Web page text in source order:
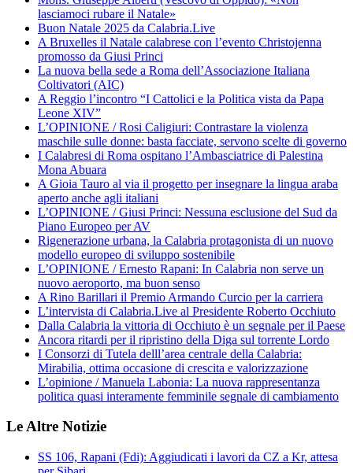
lasciamoci rubare il Natale»
Buon Natale 2025 da Calabria.Live
A Bruxelles il Natale calabrese con l’evento Christojenna
promosso da Giusi Princi
La nuova bella sede a Roma dell’Associazione Italiana
Coltivatori (AIC)
A Reggio l’incontro “I Cattolici e la Politica vista da Papa
Leone XIV”
L’OPINIONE / Rosi Caligiuri: Contrastare la violenza
maschile sulle donne: basta facciate, servono scelte di governo
I Calabresi di Roma ospitano l’Ambasciatrice di Palestina
Mona Abuara
A Gioia Tauro al via il progetto per insegnare la lingua araba
aperto anche agli italiani
L’OPINIONE / Giusi Princi: Nessuna esclusione del Sud da
Piano Europeo per AV
Rigenerazione urbana, la Calabria protagonista di un nuovo
modello europeo di sviluppo sostenibile
L’OPINIONE / Ernesto Rapani: In Calabria non serve un
nuovo aeroporto, ma buon senso
A Rino Barillari il Premio Armando Curcio per la carriera
L’intervista di Calabria.Live al Presidente Roberto Occhiuto
Dalla Calabria la vittoria di Occhiuto è un segnale per il Paese
Ancora ritardi per il ripristino della Diga sul torrente Lordo
I Consorzi di Tutela delll’area centrale della Calabria:
Mirabilia, ottima occasione di crescita e valorizzazione
L’opinione / Manuela Labonia: La nuova rappresentanza
politica quasi interamente femminile segnale di cambiamento
Le Altre Notizie
SS 106, Rapani (Fdi): Aggiudicati i lavori da CZ a Kr, attesa